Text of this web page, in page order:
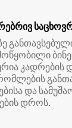
კადრების
და
დროს.